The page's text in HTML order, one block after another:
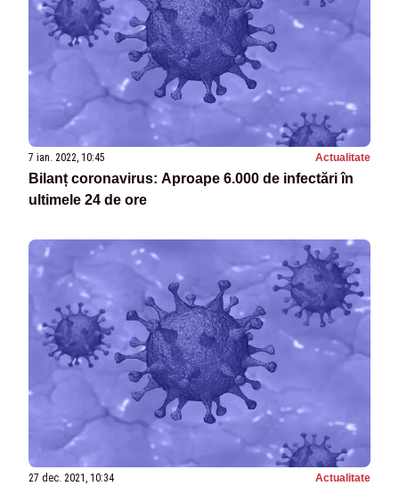
7 ian. 2022, 10:45 Actualitate
Bilanț coronavirus: Aproape 6.000 de infectări în
ultimele 24 de ore
27 dec. 2021, 10:34 Actualitate